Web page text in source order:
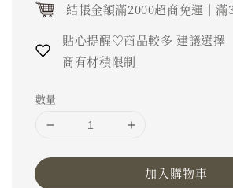
結帳金額滿2000超商免運｜滿
貼心提醒♡商品較多 建議選擇
商有材積限制
數量
加入購物車